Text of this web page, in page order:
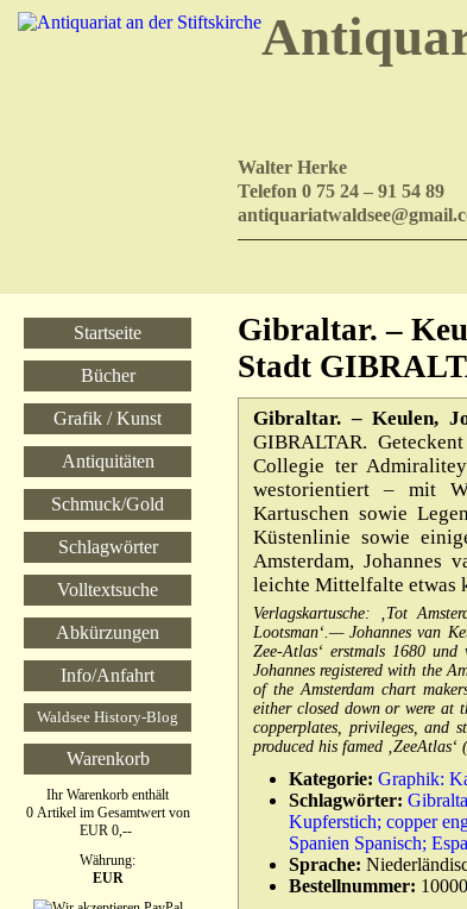
Walter Herke
Telefon 0 75 24 – 91 54 89
Startseite
Bücher
Grafik / Kunst
Antiquitäten
Schmuck/Gold
Schlagwörter
Volltextsuche
Abkürzungen
Info/Anfahrt
Waldsee History-Blog
Warenkorb
Ihr Warenkorb enthält
0 Artikel im Gesamtwert von
EUR 0,--
Währung:
EUR
Gibraltar. –
Stadt
Gibraltar. – Keulen,
GIBRALTAR.
Collegie ter
westorientiert – mit
Kartuschen sowie
Küstenlinie sowie
Amsterdam, Johannes
leichte Mittelfalte etwas
Verlagskartusche: ‚Tot
Lootsman‘.— Johannes van
Zee-Atlas‘ erstmals 1680
Johannes registered with the
of the Amsterdam chart
either closed down or were at
copperplates, privileges, and
produced his famed
Kategorie: Graphik:
Schlagwörter:
Kupferstich; copper
Spanien Spanisch;
Sprache:
Bestellnummer: